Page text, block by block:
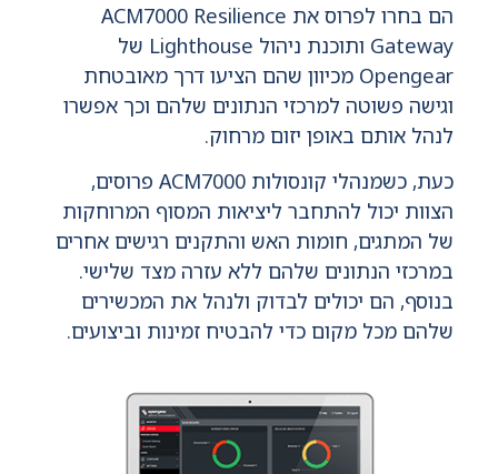
הם בחרו לפרוס את ACM7000 Resilience
Gateway ותוכנת ניהול Lighthouse של
Opengear מכיוון שהם הציעו דרך מאובטחת
וגישה פשוטה למרכזי הנתונים שלהם וכך אפשרו
לנהל אותם באופן יזום מרחוק.
כעת, כשמנהלי קונסולות ACM7000 פרוסים,
הצוות יכול להתחבר ליציאות המסוף המרוחקות
של המתגים, חומות האש והתקנים רגישים אחרים
במרכזי הנתונים שלהם ללא עזרה מצד שלישי.
בנוסף, הם יכולים לבדוק ולנהל את המכשירים
שלהם מכל מקום כדי להבטיח זמינות וביצועים.